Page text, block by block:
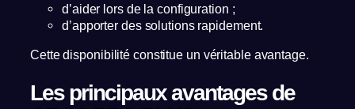
d’aider lors de la configuration ;
d’apporter des solutions rapidement.
Cette disponibilité constitue un véritable avantage.
Les principaux avantages de